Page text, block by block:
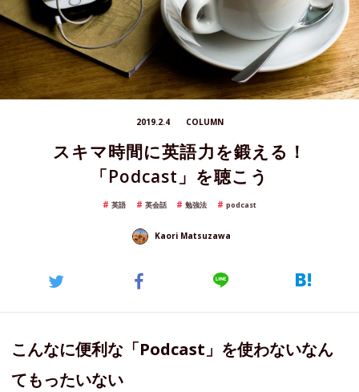
2019.2.4 COLUMN
スキマ時間に英語力を鍛える！
「Podcast」を聴こう
英語 英会話 勉強法 podcast
Kaori Matsuzawa
こんなに便利な「Podcast」を使わないなん
てもったいない